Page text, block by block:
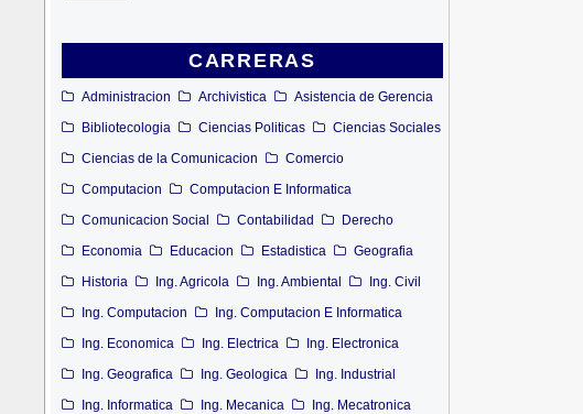
CARRERAS
Administracion Archivistica
Asistencia de Gerencia
Bibliotecologia
Ciencias Politicas
Ciencias Sociales
Ciencias de la Comunicacion
Comercio
Computacion
Computacion E Informatica
Comunicacion Social
Contabilidad
Derecho
Economia
Educacion Estadistica
Geografia
Historia
Ing. Agricola Ing. Ambiental
Ing. Civil
Ing. Computacion
Ing. Computacion E Informatica
Ing. Economica
Ing. Electrica
Ing. Electronica
Ing. Geografica
Ing. Geologica
Ing. Industrial
Ing. Informatica
Ing. Mecanica
Ing. Mecatronica